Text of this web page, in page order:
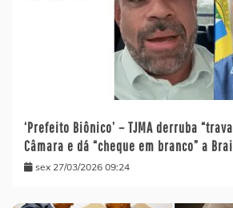
‘Prefeito Biônico’ – TJMA derruba
Câmara e dá “cheque em branco” a
sex 27/03/2026 09:24